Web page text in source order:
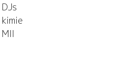
DJs
kimie
MII